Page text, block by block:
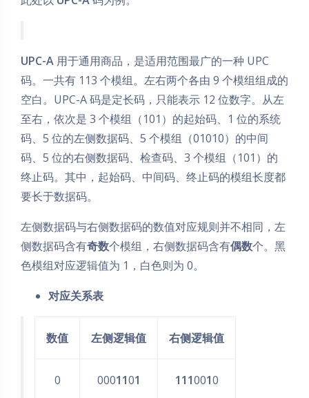
UPC-A 用于通用商品，是适用范围最广的一种 UPC
码。一共有 113 个模组。左右两个各由 9 个模组组成的
空白。UPC-A 码是定长码，只能表示 12 位数字。从左
至右，依次是 3 个模组（101）的起始码、1 位的系统
码、5 位的左侧数据码、5 个模组（01010）的中间
码、5 位的右侧数据码、检查码、3 个模组（101）的
终止码。其中，起始码、中间码、终止码的模组长度都
要长于数据码。
左侧数据码与右侧数据码的数值对应规则并不相同，左
侧数据码含有奇数个模组，右侧数据码含有偶数个。黑
色模组对应逻辑值为 1，白色则为 0。
对应关系表
数值 左侧逻辑值 右侧逻辑值
0 0001101 1110010